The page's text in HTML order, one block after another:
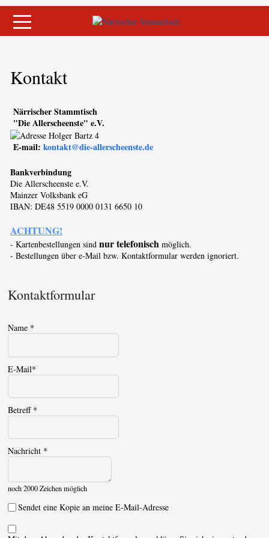
Mobile Menu Toggle
Kontakt
Närrischer Stammtisch
"Die Allerscheenste" e.V.
E-mail: kontakt@die-allerscheenste.de
Bankverbindung
Die Allerscheenste e.V.
Mainzer Volksbank eG
IBAN: DE48 5519 0000 0131 6650 10
ACHTUNG!
- Kartenbestellungen sind nur telefonisch möglich.
- Bestellungen über e-Mail bzw. Kontaktformular werden ignoriert.
Kontaktformular
Name *
E-Mail*
Betreff *
Nachricht *
noch 2000 Zeichen möglich
Sendet eine Kopie an meine E-Mail-Adresse